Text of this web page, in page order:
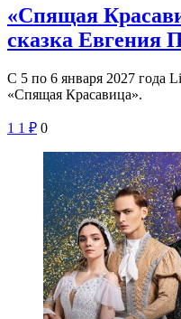
«Спящая
сказка Евгения
С 5 по 6 января 2027 года
«Спящая Красавица».
1 1 ₽ 0